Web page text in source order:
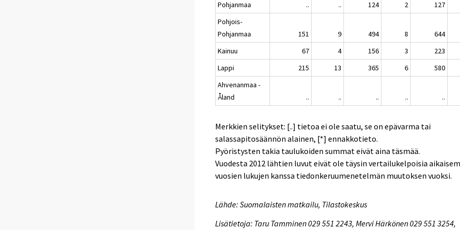
Pohjanmaa
.. .. 124 2 127
Pohjois-
Pohjanmaa
151 9 494 8 644
Kainuu
67 4 156 3 223
Lappi
215 13 365 6 580
Ahvenanmaa -
Åland
.. .. .. .. ..
Merkkien selitykset: [..] tietoa ei ole saatu, se on epävarma tai
salassapitosäännön alainen, [*] ennakkotieto.
Pyöristysten takia taulukoiden summat eivät aina täsmää.
Vuodesta 2012 lähtien luvut eivät ole täysin vertailukelpoisia
vuosien lukujen kanssa tiedonkeruumenetelmän muutoksen vuoksi.
Lähde: Suomalaisten matkailu, Tilastokeskus
Lisätietoja: Taru Tamminen 029 551 2243, Mervi Härkönen 029 551 3254,